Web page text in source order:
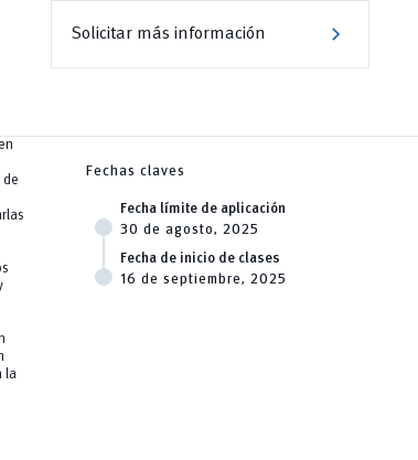
Solicitar más información chevron_right
de
la
Fechas claves
Fecha límite de aplicación
30 de agosto, 2025
Fecha de inicio de clases
16 de septiembre, 2025